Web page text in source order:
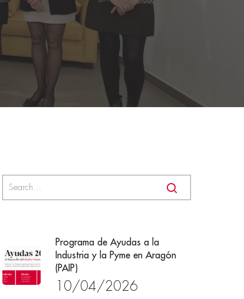
Programa de Ayudas a la
Industria y la Pyme en Aragón
(PAIP)
10/04/2026